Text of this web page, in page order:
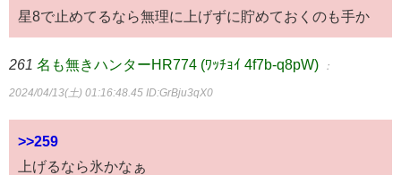
星8で止めてるなら無理に上げずに貯めておくのも手か
261 名も無きハンターHR774 (ﾜｯﾁｮｲ 4f7b-q8pW) ：
2024/04/13(土) 01:16:48.45 ID:GrBju3qX0
>>259
上げるなら氷かなぁ